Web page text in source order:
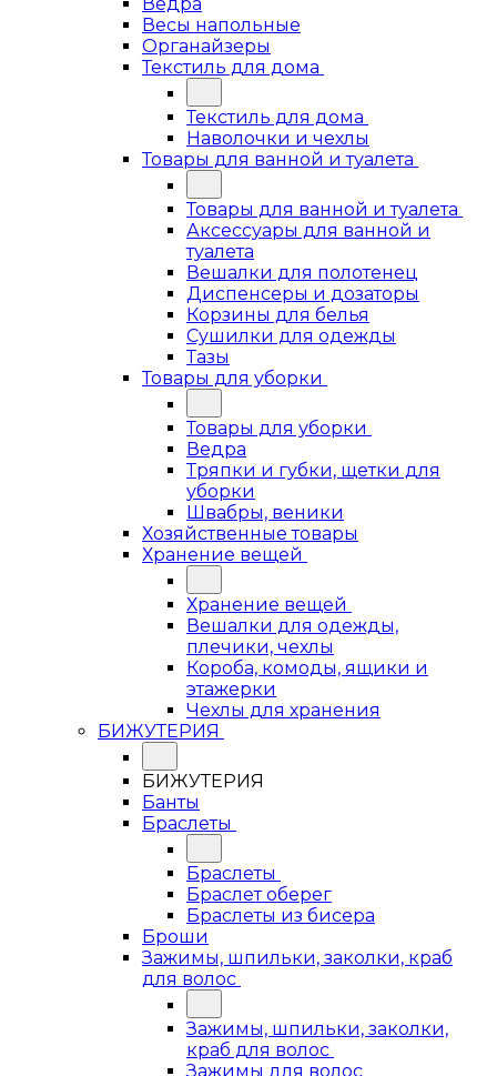
Весы напольные
Органайзеры
Текстиль для дома
Текстиль для дома
Наволочки и чехлы
Товары для ванной и туалета
Товары для ванной и туалета
Аксессуары для ванной и
туалета
Вешалки для полотенец
Диспенсеры и дозаторы
Корзины для белья
Сушилки для одежды
Тазы
Товары для уборки
Товары для уборки
Ведра
Тряпки и губки, щетки для
уборки
Швабры, веники
Хозяйственные товары
Хранение вещей
Хранение вещей
Вешалки для одежды,
плечики, чехлы
Короба, комоды, ящики и
этажерки
Чехлы для хранения
БИЖУТЕРИЯ
БИЖУТЕРИЯ
Банты
Браслеты
Браслеты
Браслет оберег
Браслеты из бисера
Броши
Зажимы, шпильки, заколки, краб
для волос
Зажимы, шпильки, заколки,
краб для волос
Зажимы для волос